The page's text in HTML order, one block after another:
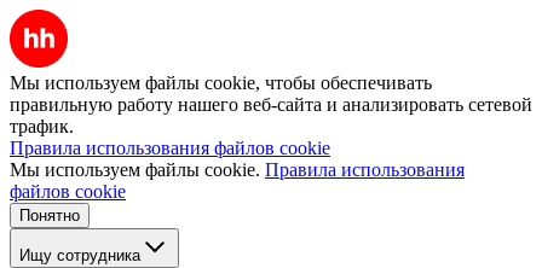
Мы используем файлы cookie, чтобы обеспечивать
правильную работу нашего веб-сайта и анализировать сетевой
трафик.
Правила использования файлов cookie
Мы используем файлы cookie. Правила использования
файлов cookie
Понятно
Ищу сотрудника